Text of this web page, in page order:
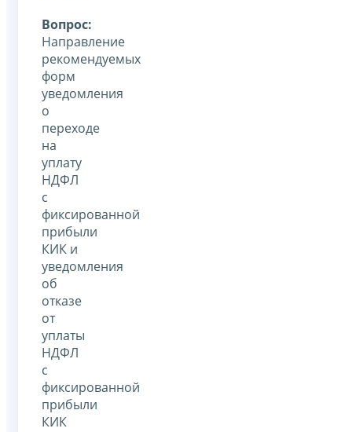
Вопрос:
Направление
рекомендуемых
форм
уведомления
о
переходе
на
уплату
НДФЛ
с
фиксированной
прибыли
КИК и
уведомления
об
отказе
от
уплаты
НДФЛ
с
фиксированной
прибыли
КИК